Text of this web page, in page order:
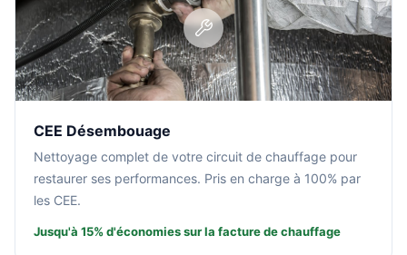
CEE Désembouage
Nettoyage complet de votre circuit de chauffage pour
restaurer ses performances. Pris en charge à 100% par
les CEE.
Jusqu'à 15% d'économies sur la facture de chauffage